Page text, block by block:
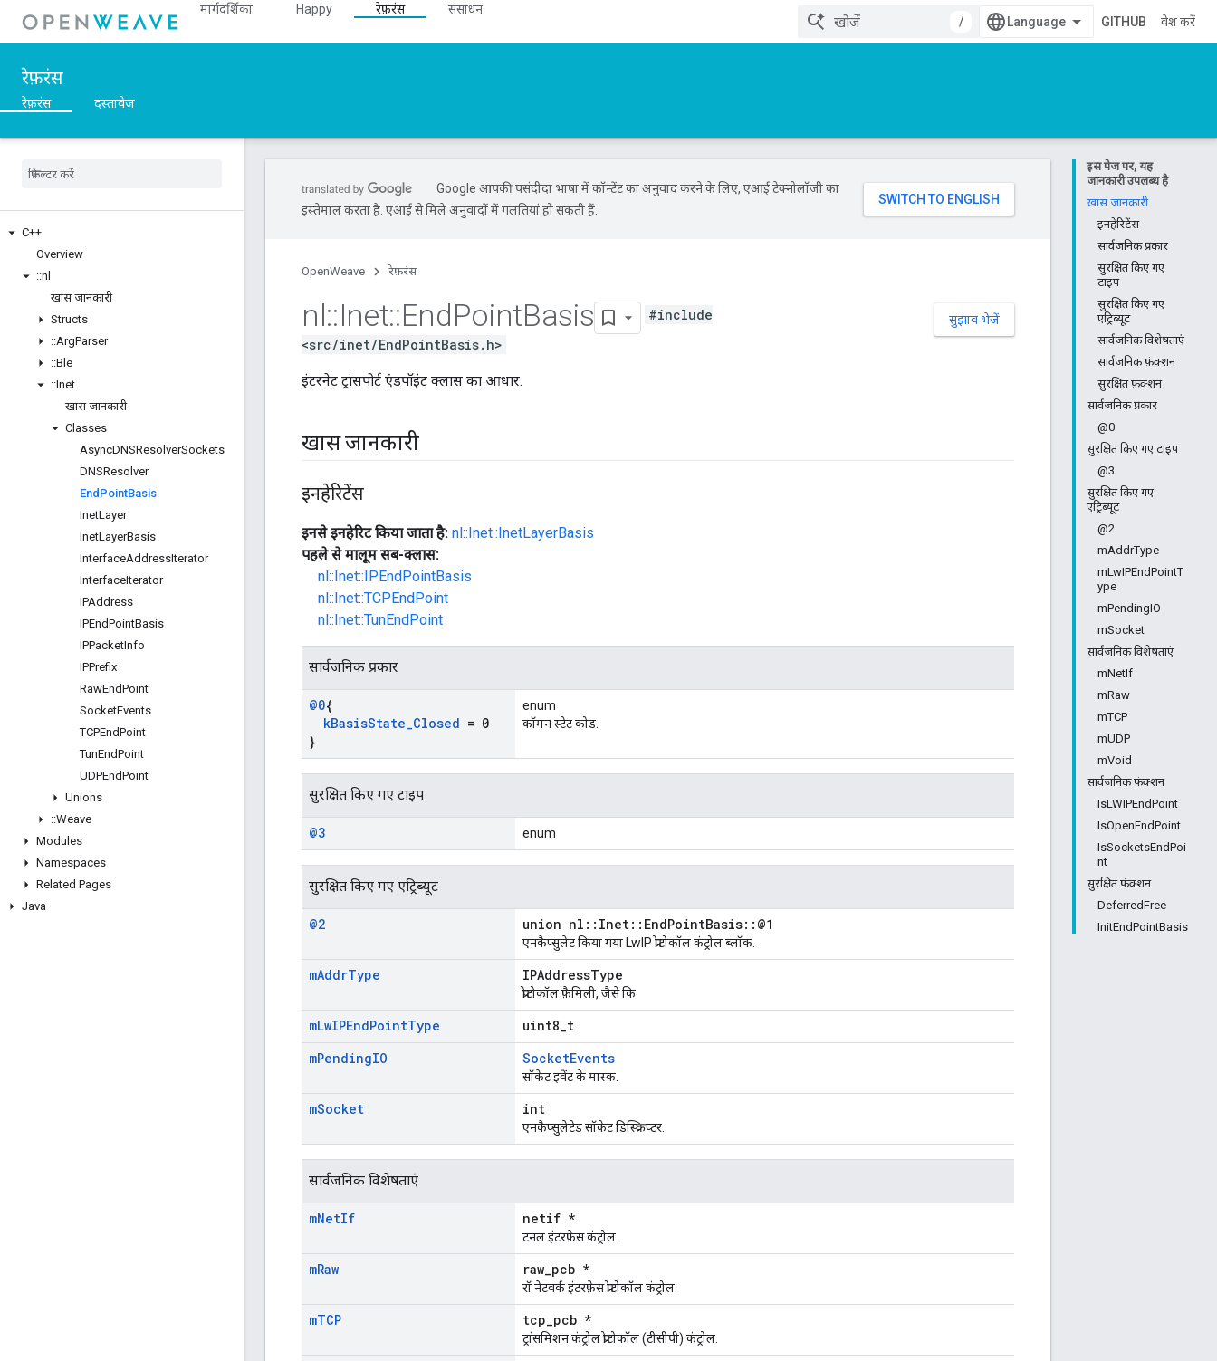
मार्गदर्शिका Happy रेफ़रंस
संसाधन
/
GITHUB प्रवेश करें
रेफ़रंस
रेफ़रंस दस्तावेज़
C++
Overview
::nl
खास जानकारी
Structs
::ArgParser
::Ble
::Inet
खास जानकारी
Classes
AsyncDNSResolverSockets
DNSResolver
End PointBasis
InetLayer
InetLayerBasis
InterfaceAddressIterator
InterfaceIterator
IPAddress
IPEndPointBasis
IPPacketInfo
IPPrefix
RawEndPoint
SocketEvents
TCPEndPoint
TunEndPoint
UDPEndPoint
Unions
::Weave
Modules
Namespaces
Related Pages
Java
इस पेज पर, यह
जानकारी उपलब्ध है
खास जानकारी
इनहेरिटेंस
सार्वजनिक प्रकार
सुरक्षित किए गए
टाइप
सुरक्षित किए गए
एट्रिब्यूट
सार्वजनिक विशेषताएं
सार्वजनिक फ़ंक्शन
सुरक्षित फ़ंक्शन
सार्वजनिक प्रकार
@0
सुरक्षित किए गए टाइप
@3
सुरक्षित किए गए
एट्रिब्यूट
@2
mAddrType
mLwIPEndPointT
ype
mPendingIO
mSocket
सार्वजनिक विशेषताएं
mNetIf
mRaw
mTCP
mUDP
mVoid
सार्वजनिक फ़ंक्शन
IsLWIPEndPoint
IsOpenEndPoint
IsSocketsEndPoi
nt
सुरक्षित फ़ंक्शन
DeferredFree
InitEndPointBasis
Google आपकी पसंदीदा भाषा में कॉन्टेंट का अनुवाद करने के लिए, एआई टेक्नोलॉजी का
इस्तेमाल करता है. एआई से मिले अनुवादों में गलतियां हो सकती हैं.
OpenWeave रेफ़रंस
सुझाव भेजें
nl::Inet::EndPointBasis
#include
<src/inet/EndPointBasis.h>
इंटरनेट ट्रांसपोर्ट एंडपॉइंट क्लास का आधार.
खास जानकारी
इनहेरिटेंस
इनसे इनहेरिट किया जाता है: nl::Inet::InetLayerBasis
पहले से मालूम सब-क्लास:
nl::Inet::IPEndPointBasis
nl::Inet::TCPEndPoint
nl::Inet::TunEndPoint
सार्वजनिक प्रकार
@0{
kBasisState_Closed = 0
}
enum
कॉमन स्टेट कोड.
सुरक्षित किए गए टाइप
@3 enum
सुरक्षित किए गए एट्रिब्यूट
@2 union nl::Inet::EndPointBasis::@1
एनकैप्सुलेट किया गया LwIP प्रोटोकॉल कंट्रोल ब्लॉक.
mAddrType IPAddressType
प्रोटोकॉल फ़ैमिली, जैसे कि
mLwIPEndPointType
uint8_t
mPendingIO SocketEvents
सॉकेट इवेंट के मास्क.
mSocket int
एनकैप्सुलेटेड सॉकेट डिस्क्रिप्टर.
सार्वजनिक विशेषताएं
mNetIf netif *
टनल इंटरफ़ेस कंट्रोल.
mRaw raw_pcb *
रॉ नेटवर्क इंटरफ़ेस प्रोटोकॉल कंट्रोल.
mTCP tcp_pcb *
ट्रांसमिशन कंट्रोल प्रोटोकॉल (टीसीपी) कंट्रोल.